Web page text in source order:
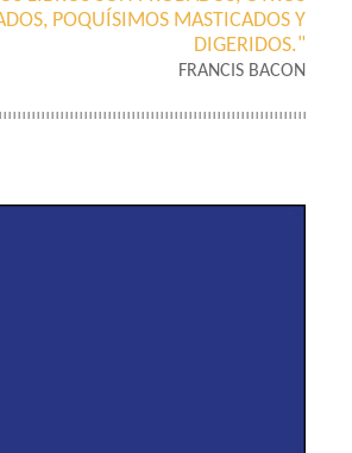
POQUÍSIMOS MASTICADOS Y
DIGERIDOS."
FRANCIS BACON